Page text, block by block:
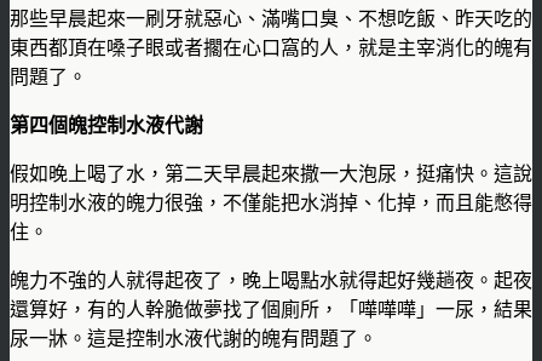
那些早晨起來一刷牙就惡心、滿嘴口臭、不想吃飯、昨天吃的
東西都頂在嗓子眼或者擱在心口窩的人，就是主宰消化的魄有
問題了。
第四個魄控制水液代謝
假如晚上喝了水，第二天早晨起來撒一大泡尿，挺痛快。這說
明控制水液的魄力很強，不僅能把水消掉、化掉，而且能憋得
住。
魄力不強的人就得起夜了，晚上喝點水就得起好幾趟夜。起夜
還算好，有的人幹脆做夢找了個廁所，「嘩嘩嘩」一尿，結果
尿一牀。這是控制水液代謝的魄有問題了。